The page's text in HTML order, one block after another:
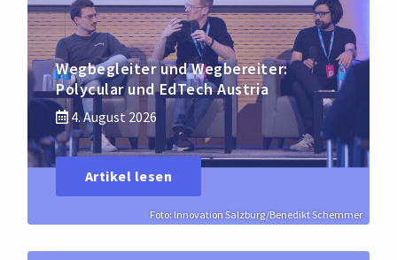
Foto: Innovation Salzburg/Benedikt Schemmer
Wegbegleiter und Wegbereiter:
Polycular und EdTech Austria
4. August 2026
Artikel lesen